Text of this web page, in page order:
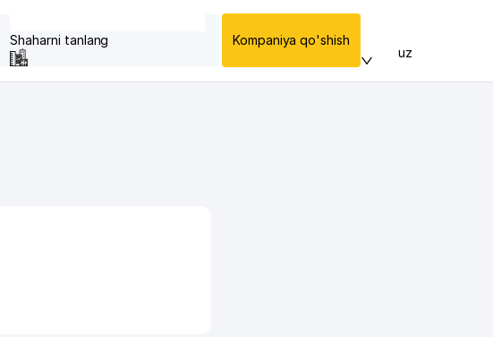
Shaharni tanlang Kompaniya qo'shish
uz